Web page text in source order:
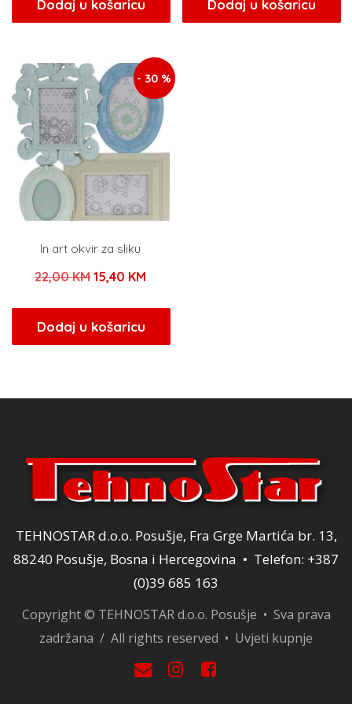
je:
55,30 KM.
Dodaj u košaricu
je:
9,00
Dodaj u košaricu
- 30 %
In art okvir za sliku
22,00KMIzvorna
bila
je:
15,40 KM
15,40 KM.
Dodaj u košaricu
TEHNOSTAR d.o.o. Posušje, Fra Grge Martića br. 13,
88240 Posušje, Bosna i Hercegovina • Telefon: +387
(0)39 685 163
Copyright © TEHNOSTAR d.o.o. Posušje • Sva prava
zadržana / All rights reserved • Uvjeti kupnje